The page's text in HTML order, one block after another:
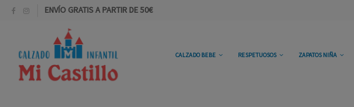
ENVÍO GRATIS A PARTIR DE 50€
CALZADO BEBE RESPETUOSOS ZAPATOS NIÑA